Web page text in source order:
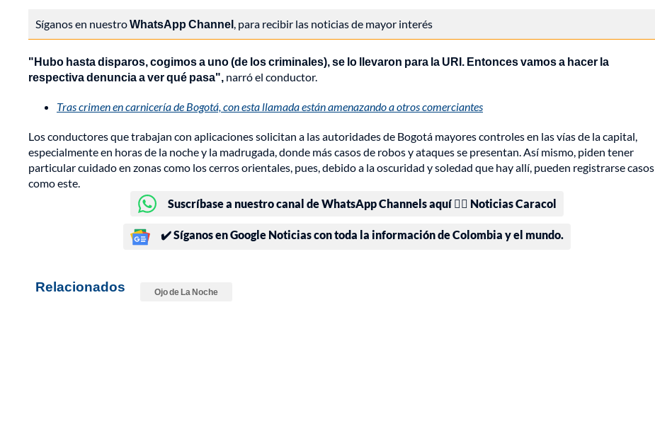
Síganos en nuestroWhatsApp Channel, para recibir las noticias de mayor interés
"Hubo hasta disparos, cogimos a uno (de los criminales), se lo llevaron para la URI. Entonces vamos a hacer la
respectiva denuncia a ver qué pasa", narró el conductor.
Tras crimen en carnicería de Bogotá, con esta llamada están amenazando a otros comerciantes
Los conductores que trabajan con aplicaciones solicitan a las autoridades de Bogotá mayores controles en las vías de la capital,
especialmente en horas de la noche y la madrugada, donde más casos de robos y ataques se presentan. Así mismo, piden tener
particular cuidado en zonas como los cerros orientales, pues, debido a la oscuridad y soledad que hay allí, pueden registrarse casos
como este.
Suscríbase a nuestro canal de WhatsApp Channels aquí 👉🏻 Noticias Caracol
✔️ Síganos en Google Noticias con toda la información de Colombia y el mundo.
Relacionados Ojo de La Noche